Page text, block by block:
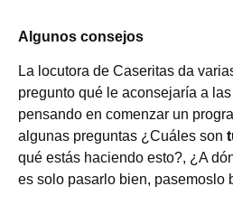
Algunos consejos
La locutora de Caseritas da
pregunto qué le aconsejaría a
pensando en comenzar un
algunas preguntas ¿Cuáles son
qué estás haciendo esto?, ¿A
es solo pasarlo bien, pasemoslo